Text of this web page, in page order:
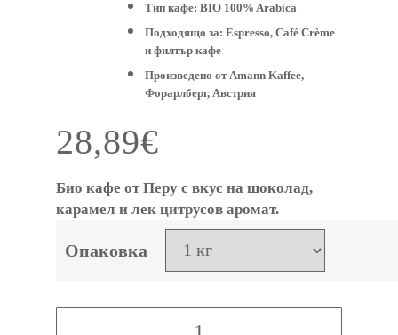
Тип кафе: BIO 100% Arabica
Подходящо за: Espresso, Café Crème
и филтър кафе
Произведено отAmann Kaffee,
Форарлберг, Австрия
28,89€
Био кафе от Перу с вкус на шоколад,
карамел и лек цитрусов аромат.
Опаковка